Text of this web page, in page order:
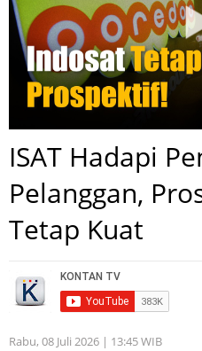
ISAT Hadapi
Pelanggan,
Tetap Kuat
Rabu, 08 Juli 2026 | 13:45 WIB